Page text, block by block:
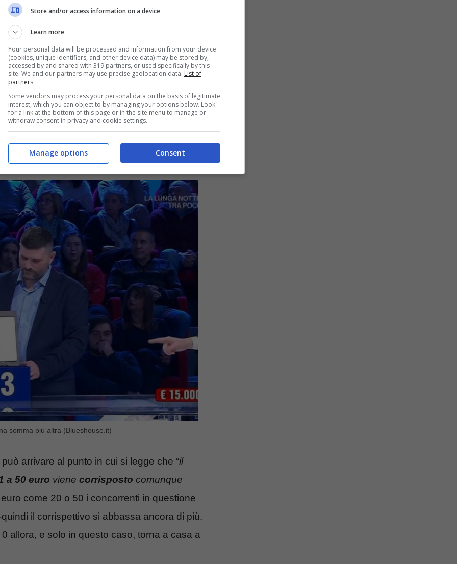
da contentino ai concorrenti
somma più altra (Blueshouse.it)
può arrivare al punto in cui si legge che “il
a 50 euro viene corrisposto comunque
come 20 o 50 i concorrenti in questione
il corrispettivo si abbassa ancora di più.
allora, e solo in questo caso, torna a casa a
Store and/or access information on a device
Learn more
Your personal data will be processed and information from your device
(cookies, unique identifiers, and other device data) may be stored by,
accessed by and shared with 319 partners, or used specifically by this
site. We and our partners may use precise geolocation data. List of
partners.
Some vendors may process your personal data on the basis of legitimate
interest, which you can object to by managing your options below. Look
for a link at the bottom of this page or in the site menu to manage or
withdraw consent in privacy and cookie settings.
Consent
Manage options